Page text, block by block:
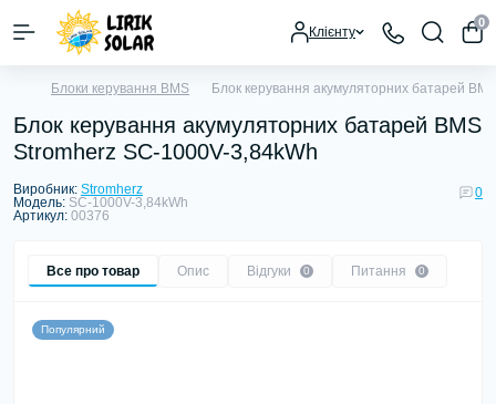
Клієнту
0
Блоки керування BMS Блок керування акумуляторних батарей
Блок керування акумуляторних батарей BMS
Stromherz SС-1000V-3,84kWh
Виробник: Stromherz
Модель: SС-1000V-3,84kWh
Артикул: 00376
0
Все про товар Опис Відгуки 0 Питання 0
Популярний